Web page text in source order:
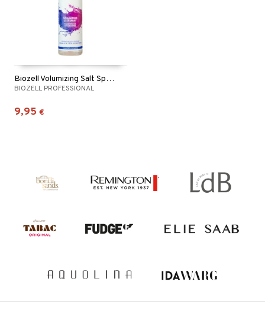
Biozell Volumizing Salt Spray
BIOZELL PROFESSIONAL
9,95 €